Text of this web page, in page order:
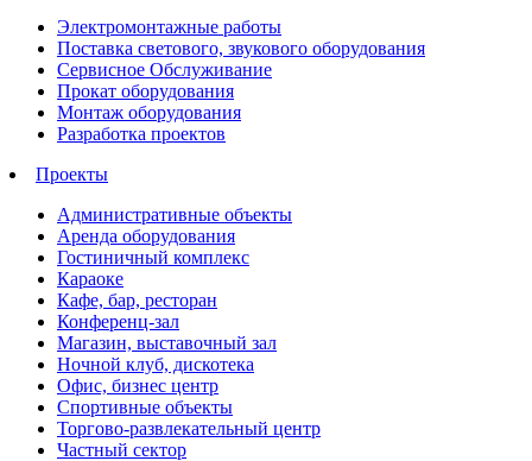
Электромонтажные работы
Поставка светового, звукового оборудования
Сервисное Обслуживание
Прокат оборудования
Монтаж оборудования
Разработка проектов
Проекты
Административные объекты
Аренда оборудования
Гостиничный комплекс
Караоке
Кафе, бар, ресторан
Конференц-зал
Магазин, выставочный зал
Ночной клуб, дискотека
Офис, бизнес центр
Спортивные объекты
Торгово-развлекательный центр
Частный сектор